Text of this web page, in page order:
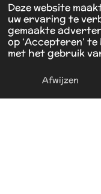
Deze website
uw ervaring te
gemaakte
op ‘Accepteren’
met het gebruik
Afwijzen
E-mailadres